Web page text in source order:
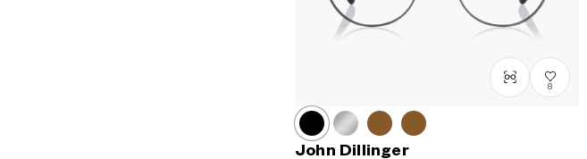
8
John Dillinger